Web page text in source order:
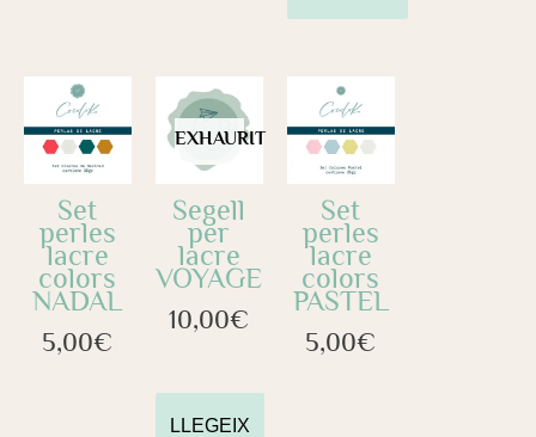
Set
perles
lacre
colors
NADAL
5,00€
EXHAURIT
Segell
per
lacre
VOYAGE
10,00€
LLEGEIX
Set
perles
lacre
colors
PASTEL
5,00€